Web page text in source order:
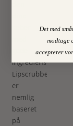
ingredienser.
Lipscrubben
er
nemlig
baseret
på
Det med
modtage
accepterer